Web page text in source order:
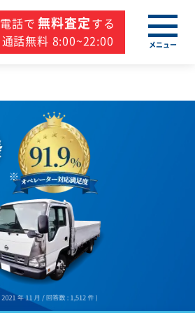
電話で 無料査定する
通話無料 8:00~22:00
メニュー